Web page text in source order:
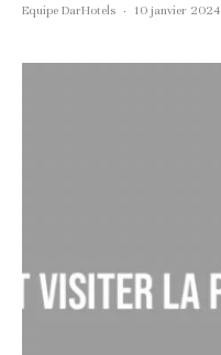
Equipe DarHotels · 10 janvier 2024